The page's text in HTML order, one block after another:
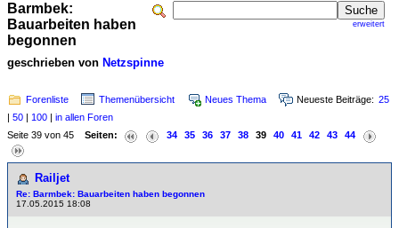
erweitert
Barmbek:
Bauarbeiten haben
begonnen
geschrieben von Netzspinne
Forenliste Themenübersicht Neues Thema Neueste Beiträge: 25
| 50 | 100 | in allen Foren
Seite 39 von 45 Seiten: 34 35 36 37 38 39 40 41 42 43 44
Railjet
Re: Barmbek: Bauarbeiten haben begonnen
17.05.2015 18:08